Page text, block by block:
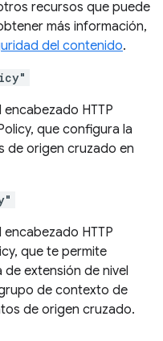
recursos que puede
más información,
del contenido.
HTTP
que configura la
de origen cruzado en
HTTP
que te permite
extensión de nivel
de contexto de
de origen cruzado.